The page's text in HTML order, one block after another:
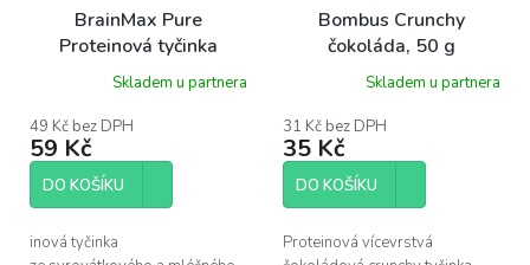
BrainMax Pure
Proteinová tyčinka
Borůvkový cheesecake
Skladem u partnera
49 Kč bez DPH
59 Kč
DO KOŠÍKU
inová tyčinka
Bombus Crunchy
čokoláda, 50 g
Skladem u partnera
31 Kč bez DPH
35 Kč
DO KOŠÍKU
Proteinová vícevrstvá